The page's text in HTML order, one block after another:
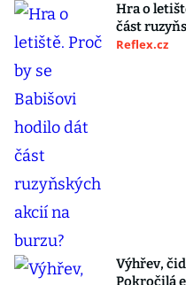
Hra o
část
Reflex.cz
Výhřev,
Pokročilá